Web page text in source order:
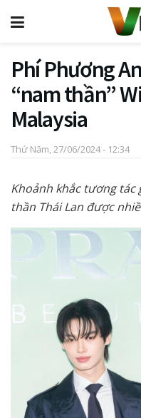
Phí Phương
“nam thần”
Malaysia
Thứ Năm, 27/06/2024 - 12:34
Khoảnh khắc tương tác
thần Thái Lan được